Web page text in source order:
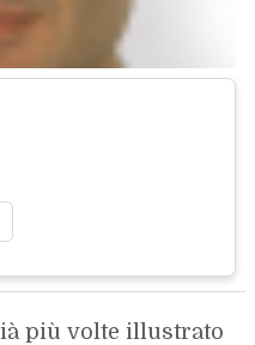
più volte illustrato